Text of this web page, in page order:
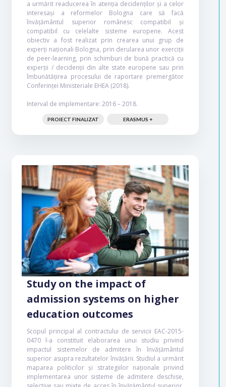
a urmărit readucerea în atenția decidenților și a celor
interesași a reformelor Bologna care să facă
învățământul superior românesc compatibil și
compatibil cu celelalte sisteme europene. Acest
obiectiv a fost realizat prin crearea unui grup de
experți naționali Bologna, prin derularea unor exerciții
de peer-learning, prin schimburi de bună practică cu
experții / decidenții din alte state europene sau prin
îmbunătățirea procesului de raportare premergător
Conferinței Ministeriale EHEA (2018).
Interval de implementare: 2016 – 2018.
PROIECT FINALIZAT ERASMUS +
Study on the impact of
admission systems on higher
education outcomes
Scopul principal al contractului de servicii EAC-2015-
0470 l-a constituit elaborarea unui studiu privind
impactul sistemelor de admitere în învățământul
superior asupra rezultatelor învățării. Studiul a urmărit
maparea politicilor și strategiilor naționale privind
implementarea unor sisteme de admitere deschise,